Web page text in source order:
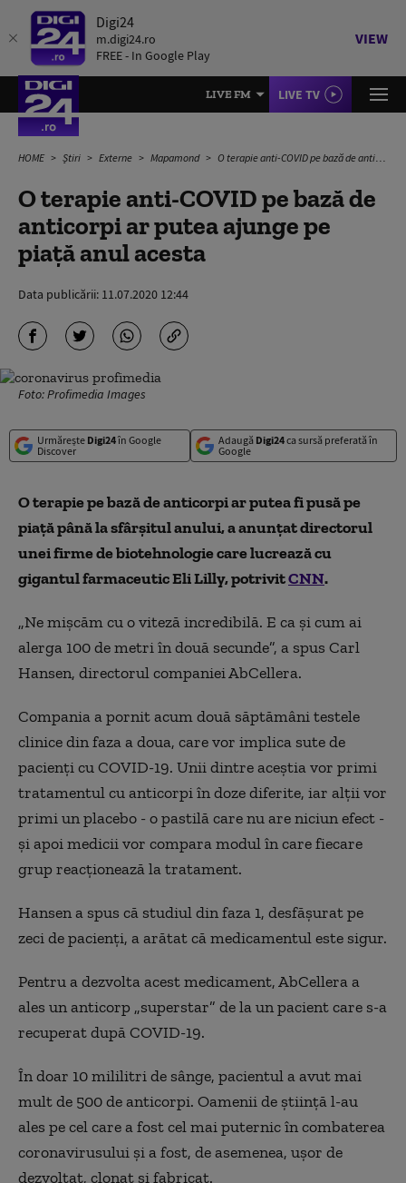
Digi24
m.digi24.ro
FREE - In Google Play
VIEW
LIVE FM LIVE TV
HOME Știri Externe Mapamond O terapie anti-COVID pe bază de anticorpi ar putea ajunge pe piață anul acesta
O terapie anti-COVID pe bază de
anticorpi ar putea ajunge pe
piață anul acesta
Data publicării: 11.07.2020 12:44
Foto: Profimedia Images
Urmărește Digi24în Google
Discover
Adaugă Digi24ca sursă preferată în
Google
O terapie pe bază de anticorpi ar putea fi pusă pe
piață până la sfârșitul anului, a anunțat directorul
unei firme de biotehnologie care lucrează cu
gigantul farmaceutic Eli Lilly, potrivitCNN.
„Ne mișcăm cu o viteză incredibilă. E ca și cum ai
alerga 100 de metri în două secunde”, a spus Carl
Hansen, directorul companiei AbCellera.
Compania a pornit acum două săptămâni testele
clinice din faza a doua, care vor implica sute de
pacienți cu COVID-19. Unii dintre aceștia vor primi
tratamentul cu anticorpi în doze diferite, iar alții vor
primi un placebo - o pastilă care nu are niciun efect -
și apoi medicii vor compara modul în care fiecare
grup reacționează la tratament.
Hansen a spus că studiul din faza 1, desfășurat pe
zeci de pacienți, a arătat că medicamentul este sigur.
Pentru a dezvolta acest medicament, AbCellera a
ales un anticorp „superstar” de la un pacient care s-a
recuperat după COVID-19.
În doar 10 mililitri de sânge, pacientul a avut mai
mult de 500 de anticorpi. Oamenii de știință l-au
ales pe cel care a fost cel mai puternic în combaterea
coronavirusului și a fost, de asemenea, ușor de
dezvoltat, clonat și fabricat.